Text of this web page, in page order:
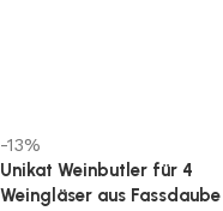
-13%
Unikat Weinbutler für 4
Weingläser aus Fassdaube